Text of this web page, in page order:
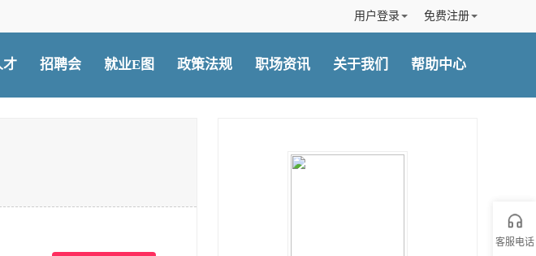
免费注册
用户登录
才 招聘会 就业E图 政策法规 职场资讯 关于我们 帮助中心
客服电话
客服电话